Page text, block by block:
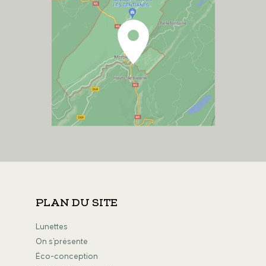
PLAN DU SITE
Lunettes
On s'présente
Éco-conception